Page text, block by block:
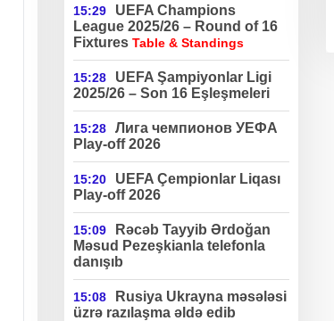
15:29
UEFA Champions
League 2025/26 – Round of 16
Fixtures Table & Standings
15:28
UEFA Şampiyonlar Ligi
2025/26 – Son 16 Eşleşmeleri
15:28
Лига чемпионов УЕФА
Play-off 2026
15:20
UEFA Çempionlar Liqası
Play-off 2026
15:09
Rəcəb Tayyib Ərdoğan
Məsud Pezeşkianla telefonla
danışıb
15:08
Rusiya Ukrayna məsələsi
üzrə razılaşma əldə edib